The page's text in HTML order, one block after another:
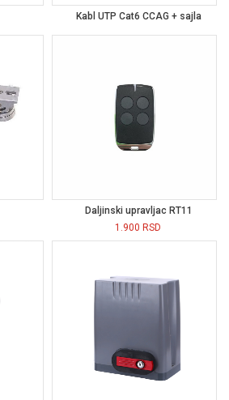
Kabl UTP Cat6 CCAG + sajla
Daljinski upravljac RT11
1.900 RSD